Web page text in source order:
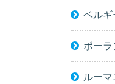
ベルギ
ポー
ルー